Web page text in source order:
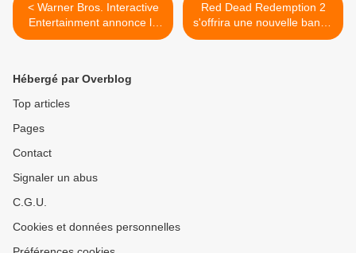
< Warner Bros. Interactive
Entertainment annonce la
deuxième saison du
Pro Series Presented by
Samsung and SIMPLE
Red Dead Redemption 2
s'offrira une nouvelle bande
annonce ce mercredi 2 mai
Hébergé par Overblog
Top articles
Pages
Contact
Signaler un abus
C.G.U.
Cookies et données personnelles